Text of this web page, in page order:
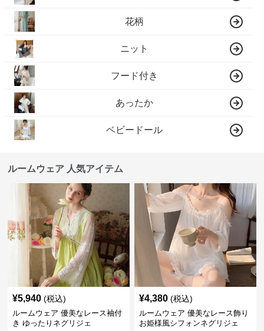
花柄
ニット
フード付き
あったか
ベビードール
ルームウェア 人気アイテム
¥5,940 (税込)
ルームウェア 優美なレース袖付
き ゆったりネグリジェ
¥4,380 (税込)
ルームウェア 優美なレース飾り
お姫様風シフォンネグリジェ